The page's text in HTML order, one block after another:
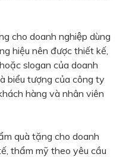
Cà phê
Đỏ nâu
Bạc 1cm
Bạc mini 1cm
cho doanh nghiệp dùng
hiệu nên được thiết kế,
slogan của doanh
biểu tượng của công ty
hàng và nhân viên
quà tặng cho doanh
thẩm mỹ theo yêu cầu